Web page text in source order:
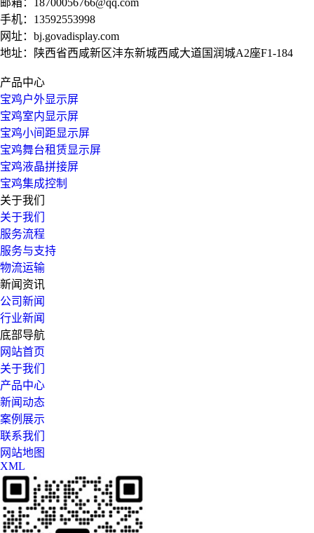
邮箱： 18700056766@qq.com
手机： 13592553998
网址： bj.govadisplay.com
地址：陕西省西咸新区沣东新城西咸大道国润城A2座F1-184
产品中心
宝鸡户外显示屏
宝鸡室内显示屏
宝鸡小间距显示屏
宝鸡舞台租赁显示屏
宝鸡液晶拼接屏
宝鸡集成控制
关于我们
关于我们
服务流程
服务与支持
物流运输
新闻资讯
公司新闻
行业新闻
底部导航
网站首页
关于我们
产品中心
新闻动态
案例展示
联系我们
网站地图
XML